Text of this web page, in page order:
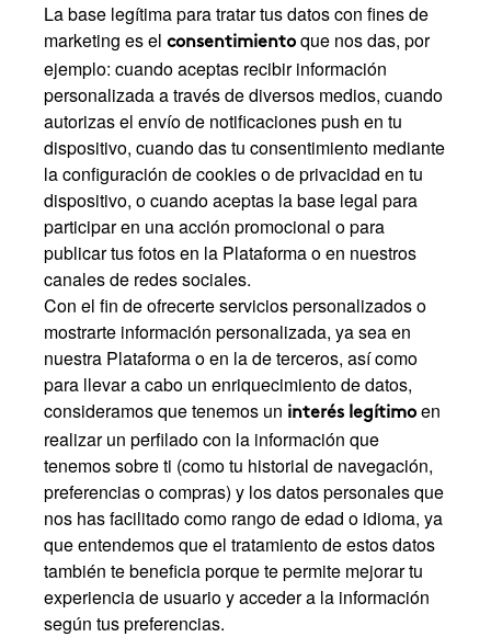
La base legítima para tratar tus datos con fines de
marketing es el consentimiento que nos das, por
ejemplo: cuando aceptas recibir información
personalizada a través de diversos medios, cuando
autorizas el envío de notificaciones push en tu
dispositivo, cuando das tu consentimiento mediante
la configuración de cookies o de privacidad en tu
dispositivo, o cuando aceptas la base legal para
participar en una acción promocional o para
publicar tus fotos en la Plataforma o en nuestros
canales de redes sociales.
Con el fin de ofrecerte servicios personalizados o
mostrarte información personalizada, ya sea en
nuestra Plataforma o en la de terceros, así como
para llevar a cabo un enriquecimiento de datos,
consideramos que tenemos un interés legítimo en
realizar un perfilado con la información que
tenemos sobre ti (como tu historial de navegación,
preferencias o compras) y los datos personales que
nos has facilitado como rango de edad o idioma, ya
que entendemos que el tratamiento de estos datos
también te beneficia porque te permite mejorar tu
experiencia de usuario y acceder a la información
según tus preferencias.